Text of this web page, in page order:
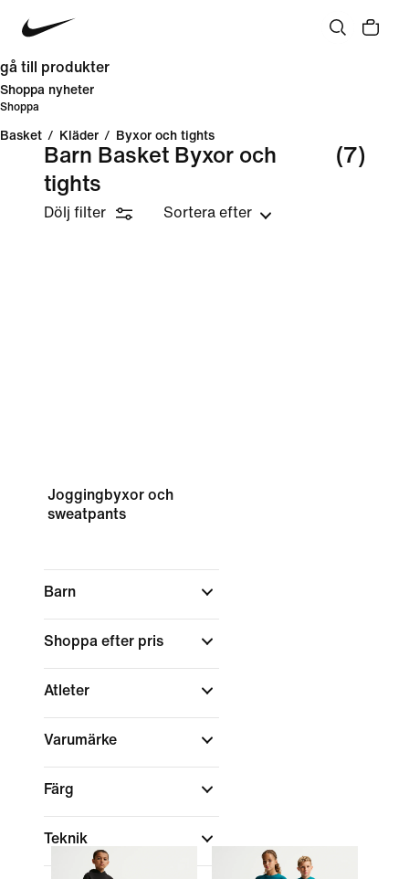
gå till produkter
Shoppa nyheter
Shoppa
Basket / Kläder / Byxor och tights
Barn Basket Byxor och
tights
(7)
Dölj filter Sortera efter
Joggingbyxor och
sweatpants
Barn
Shoppa efter pris
Atleter
Varumärke
Färg
Teknik